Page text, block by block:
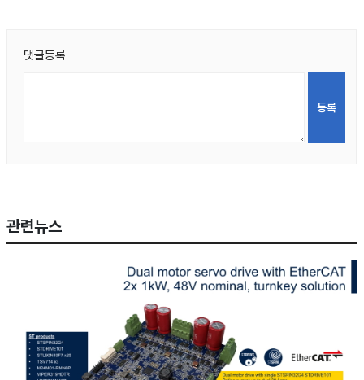
댓글등록
관련뉴스